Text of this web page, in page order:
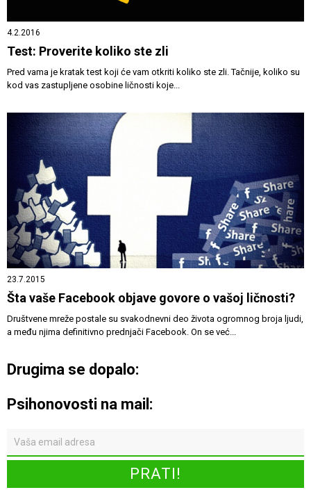
4.2.2016
Test: Proverite koliko ste zli
Pred vama je kratak test koji će vam otkriti koliko ste zli. Tačnije, koliko su
kod vas zastupljene osobine ličnosti koje...
23.7.2015
Šta vaše Facebook objave govore o vašoj ličnosti?
Društvene mreže postale su svakodnevni deo života ogromnog broja ljudi,
a među njima definitivno prednjači Facebook. On se već...
Drugima se dopalo:
Psihonovosti na mail: